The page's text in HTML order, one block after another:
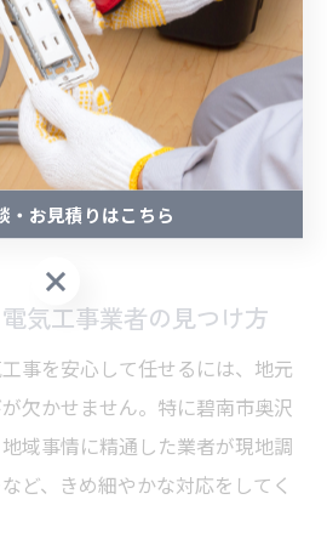
ビスの充実度も重視しましょ
気工事依頼の要点と
気工事業者の見つけ方
事を安心して任せるには、地元
欠かせません。特に碧南市奥沢
域事情に精通した業者が現地調
ど、きめ細やかな対応をしてく
・お見積りはこちら
・お見積りはこちら